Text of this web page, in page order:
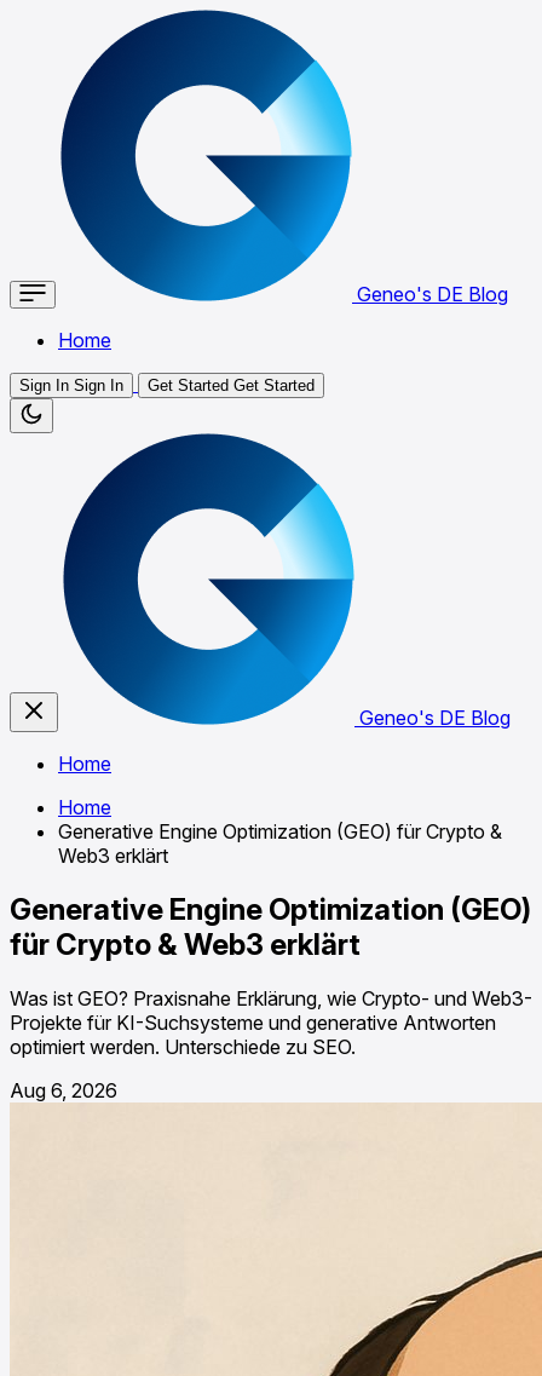
Geneo's DE Blog
Home
Sign In Sign In Get Started Get Started
Geneo's DE Blog
Home
Home
Generative Engine Optimization (GEO) für Crypto &
Web3 erklärt
Generative Engine Optimization (GEO)
für Crypto & Web3 erklärt
Was ist GEO? Praxisnahe Erklärung, wie Crypto- und Web3-
Projekte für KI-Suchsysteme und generative Antworten
optimiert werden. Unterschiede zu SEO.
Aug 6, 2026